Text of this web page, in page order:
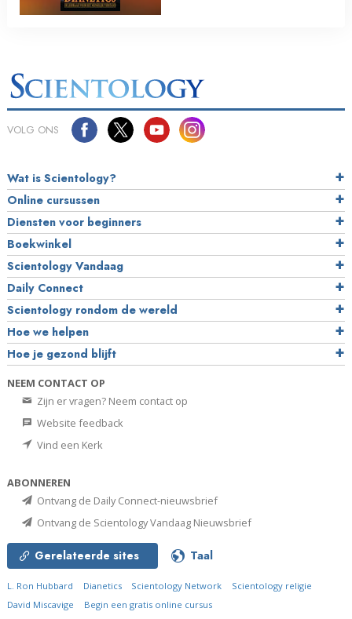
VOLG ONS
Wat is Scientology?
Online cursussen
Diensten voor beginners
Boekwinkel
Scientology Vandaag
Daily Connect
Scientology rondom de wereld
Hoe we helpen
Hoe je gezond blijft
NEEM CONTACT OP
Zijn er vragen? Neem contact op
Website feedback
Vind een Kerk
ABONNEREN
Ontvang de Daily Connect-nieuwsbrief
Ontvang de Scientology Vandaag Nieuwsbrief
Gerelateerde sites Taal
L. Ron Hubbard Dianetics Scientology Network
Scientology religie
David Miscavige
Begin een gratis online cursus